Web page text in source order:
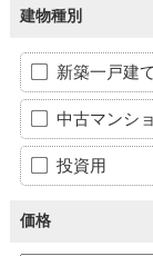
建物種別
新築一戸建て
中古マンシ
投資用
価格